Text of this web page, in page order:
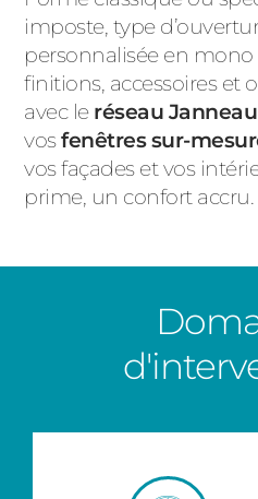
imposte, type
personnalisée en
finitions, accessoires et
avec leréseau
vosfenêtres sur-
vos façades et vos
prime, un confort accru.